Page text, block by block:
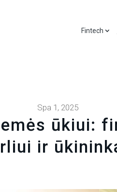
Fintech
Spa 1, 2025
ūkiui:
ir